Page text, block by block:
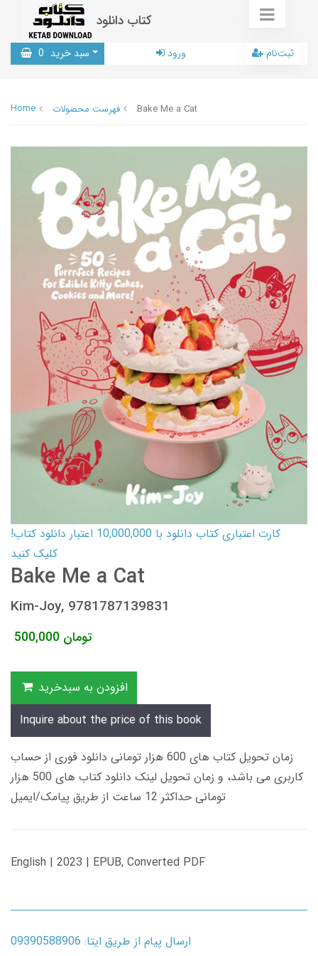
کتاب دانلود
سبد خرید 0 ورود ثبت‌نام
Home فهرست محصولات Bake Me a Cat
کارت اعتباری کتاب دانلود با 10,000,000 اعتبار دانلود کتاب!
کلیک کنید
Bake Me a Cat
Kim-Joy, 9781787139831
500,000 تومان
افزودن به سبدخرید
Inquire about the price of this book
زمان تحویل کتاب های 600 هزار تومانی دانلود فوری از حساب
کاربری می باشد، و زمان تحویل لینک دانلود کتاب های 500 هزار
تومانی حداکثر 12 ساعت از طریق پیامک/ایمیل
English | 2023 | EPUB, Converted PDF
ارسال پیام از طریق ایتا: 09390588906